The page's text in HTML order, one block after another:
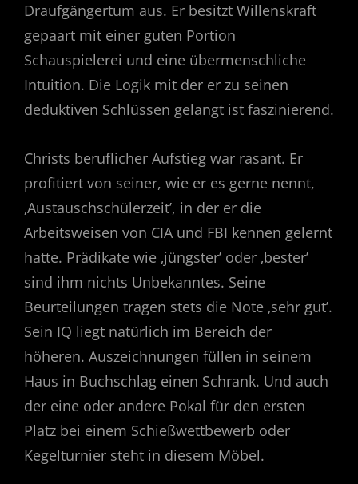
Draufgängertum aus. Er besitzt Willenskraft
gepaart mit einer guten Portion
Schauspielerei und eine übermenschliche
Intuition. Die Logik mit der er zu seinen
deduktiven Schlüssen gelangt ist faszinierend.
Christs beruflicher Aufstieg war rasant. Er
profitiert von seiner, wie er es gerne nennt,
‚Austauschschülerzeit’, in der er die
Arbeitsweisen von CIA und FBI kennen gelernt
hatte. Prädikate wie ‚jüngster’ oder ‚bester’
sind ihm nichts Unbekanntes. Seine
Beurteilungen tragen stets die Note ‚sehr gut’.
Sein IQ liegt natürlich im Bereich der
höheren. Auszeichnungen füllen in seinem
Haus in Buchschlag einen Schrank. Und auch
der eine oder andere Pokal für den ersten
Platz bei einem Schießwettbewerb oder
Kegelturnier steht in diesem Möbel.